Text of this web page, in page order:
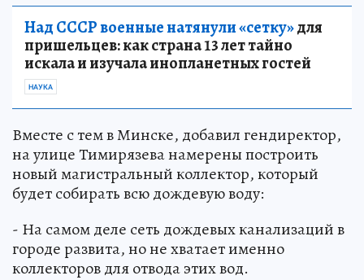
Над СССР военные натянули «сетку»для
пришельцев: как страна 13 лет тайно
искала и изучала инопланетных гостей
НАУКА
Вместе с тем в Минске, добавил гендиректор,
на улице Тимирязева намерены построить
новый магистральный коллектор, который
будет собирать всю дождевую воду:
- На самом деле сеть дождевых канализаций в
городе развита, но не хватает именно
коллекторов для отвода этих вод.